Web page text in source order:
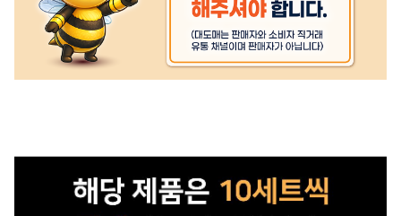
색상
재질 상품 상세설명 참조
중국